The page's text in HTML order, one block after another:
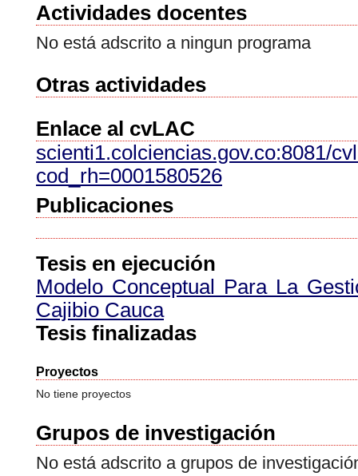
Actividades docentes
No está adscrito a ningun programa
Otras actividades
Enlace al cvLAC
scienti1.colciencias.gov.co:8081/
cod_rh=0001580526
Publicaciones
Tesis en ejecución
Modelo Conceptual Para La
Cajibio Cauca
Tesis finalizadas
Proyectos
No tiene proyectos
Grupos de investigación
No está adscrito a grupos de